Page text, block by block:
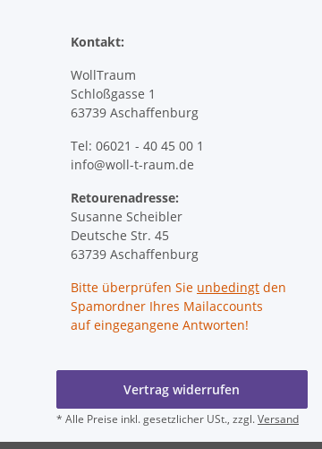
Kontakt:
WollTraum
Schloßgasse 1
63739 Aschaffenburg
Tel: 06021 - 40 45 00 1
info@woll-t-raum.de
Retourenadresse:
Susanne Scheibler
Deutsche Str. 45
63739 Aschaffenburg
Bitte überprüfen Sie unbedingt den
Spamordner Ihres Mailaccounts
auf eingegangene Antworten!
Vertrag widerrufen
* Alle Preise inkl. gesetzlicher USt., zzgl.Versand